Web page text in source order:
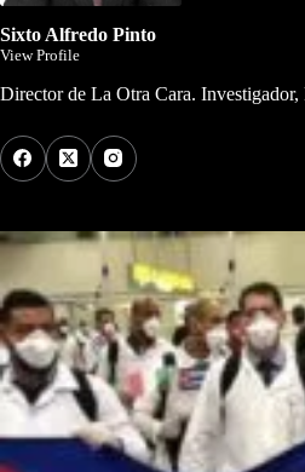
Sixto Alfredo Pinto
View Profile
Director de La Otra Cara. Investigador,